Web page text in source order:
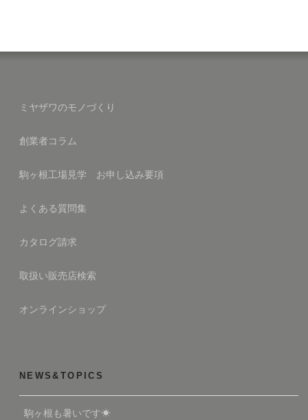
ミヤザワのモノづくり
創業者コラム
駒ヶ根工場見学 お申し込み要項
よくある質問集
カタログ請求
取扱い販売店検索
オンラインショップ
NEWS&TOPICS
駒ヶ根も暑いです☀